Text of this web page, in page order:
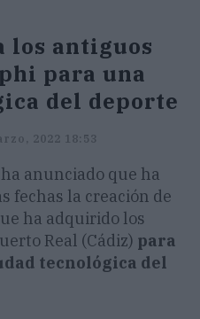
los antiguos
para una
del deporte
2022 18:53
anunciado que ha
fechas la creación de
ha adquirido los
Real (Cádiz) para
tecnológica del